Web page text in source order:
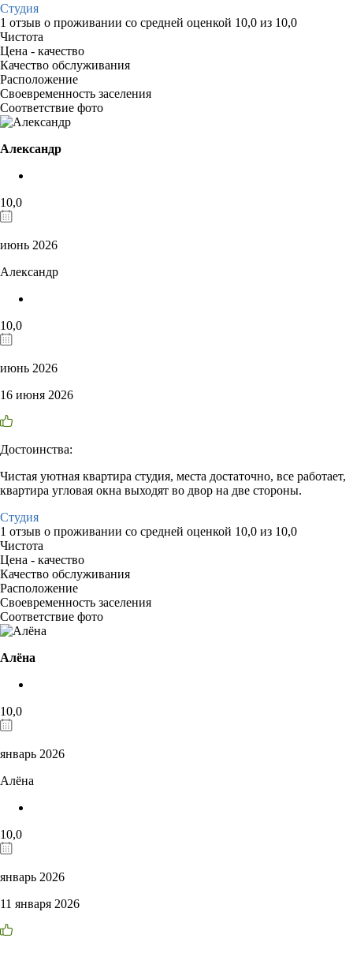
Студия
1 отзыв о проживании со средней оценкой 10,0 из 10,0
Чистота
Цена - качество
Качество обслуживания
Расположение
Своевременность заселения
Соответствие фото
Александр
10,0
июнь 2026
Александр
10,0
июнь 2026
16 июня 2026
Достоинства:
Чистая уютная квартира студия, места достаточно, все работает,
квартира угловая окна выходят во двор на две стороны.
Студия
1 отзыв о проживании со средней оценкой 10,0 из 10,0
Чистота
Цена - качество
Качество обслуживания
Расположение
Своевременность заселения
Соответствие фото
Алёна
10,0
январь 2026
Алёна
10,0
январь 2026
11 января 2026